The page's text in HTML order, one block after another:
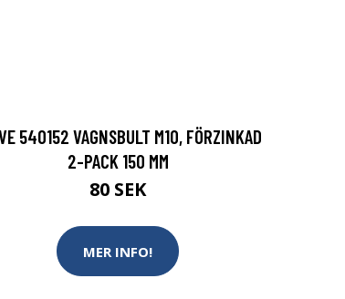
540152 VAGNSBULT M10, FÖRZINKAD
2-PACK 150 MM
80 SEK
MER INFO!